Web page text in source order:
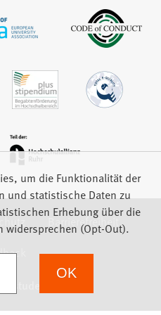
Barrierefreiheit
um die Funktionalität der
und statistische Daten zu
Erhebung über die
widersprechen (Opt-Out).
OK